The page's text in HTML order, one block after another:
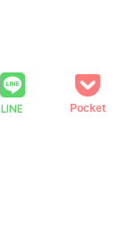
LINE Pocket